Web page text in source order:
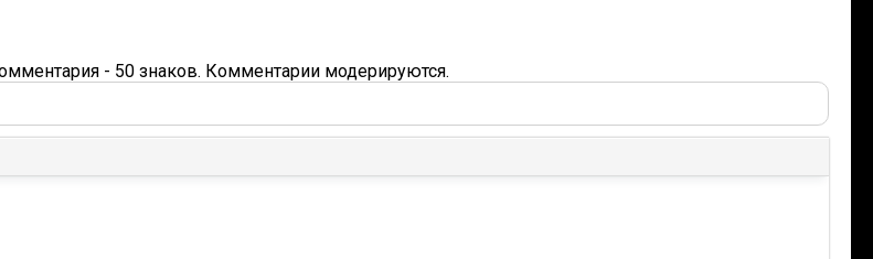
- 50 знаков. Комментарии модерируются.